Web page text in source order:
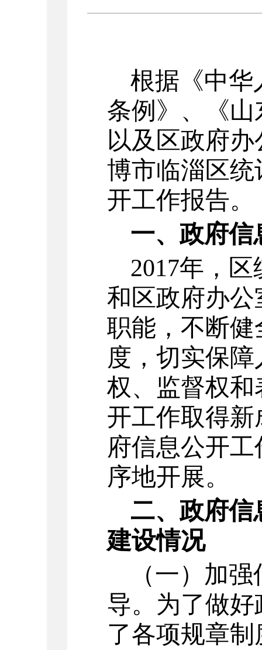
根据《中华
条例》、《
以及区政府
博市临淄区统
开工作报告。
一、政府信
2017年，区
和区政府办
职能，不断
度，切实保
权、监督权
开工作取得
府信息公开
序地开展。
二、政府信
建设情况
（一）加
导。 为了做
了各项规章